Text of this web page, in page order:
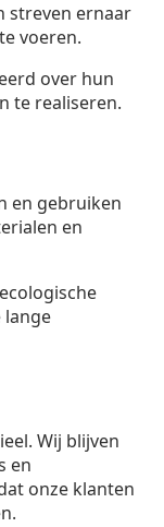
streven ernaar
voeren.
over hun
te realiseren.
en gebruiken
en
Wij blijven
en
onze klanten